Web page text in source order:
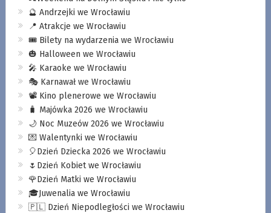
🔮 Andrzejki we Wrocławiu
📍 Atrakcje we Wrocławiu
🎟️ Bilety na wydarzenia we Wrocławiu
🎃 Halloween we Wrocławiu
🎤 Karaoke we Wrocławiu
🎭 Karnawał we Wrocławiu
📽️ Kino plenerowe we Wrocławiu
🧳 Majówka 2026 we Wrocławiu
🌙 Noc Muzeów 2026 we Wrocławiu
💌 Walentynki we Wrocławiu
🎈Dzień Dziecka 2026 we Wrocławiu
🌷Dzień Kobiet we Wrocławiu
🌹Dzień Matki we Wrocławiu
🎓Juwenalia we Wrocławiu
🇵🇱 Dzień Niepodległości we Wrocławiu